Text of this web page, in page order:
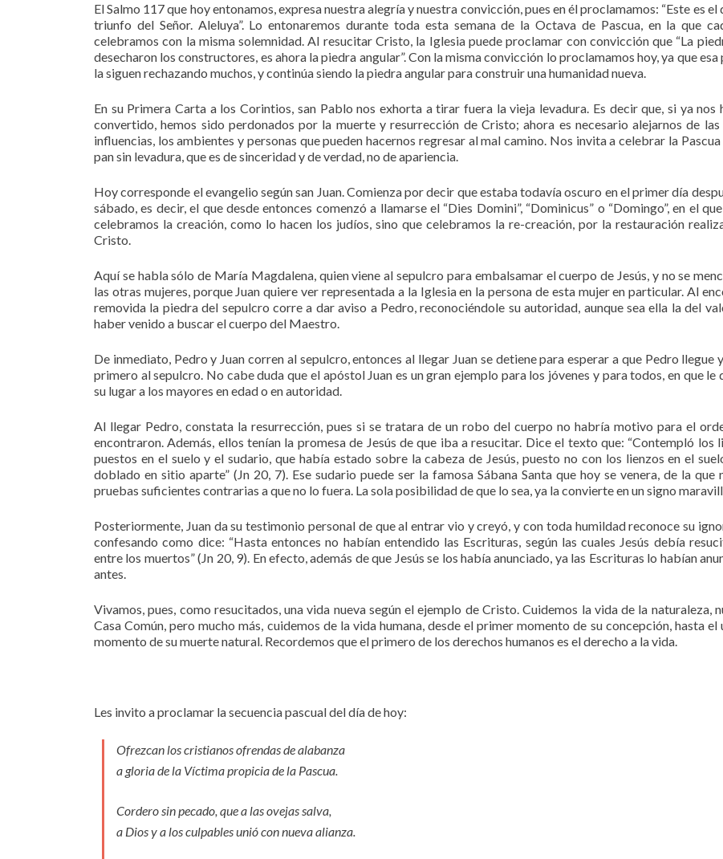
El Salmo 117 que hoy entonamos, expresa nuestra alegría y nuestra convicción, pues en él proclamamos: “Este es el
triunfo del Señor. Aleluya”. Lo entonaremos durante toda esta semana de la Octava de Pascua, en la que
celebramos con la misma solemnidad. Al resucitar Cristo, la Iglesia puede proclamar con convicción que “La
desecharon los constructores, es ahora la piedra angular”. Con la misma convicción lo proclamamos hoy, ya que esa
la siguen rechazando muchos, y continúa siendo la piedra angular para construir una humanidad nueva.
En su Primera Carta a los Corintios, san Pablo nos exhorta a tirar fuera la vieja levadura. Es decir que, si ya nos
convertido, hemos sido perdonados por la muerte y resurrección de Cristo; ahora es necesario alejarnos de las
influencias, los ambientes y personas que pueden hacernos regresar al mal camino. Nos invita a celebrar la
pan sin levadura, que es de sinceridad y de verdad, no de apariencia.
Hoy corresponde el evangelio según san Juan. Comienza por decir que estaba todavía oscuro en el primer día
sábado, es decir, el que desde entonces comenzó a llamarse el “Dies Domini”, “Dominicus” o “Domingo”, en el
celebramos la creación, como lo hacen los judíos, sino que celebramos la re-creación, por la restauración
Cristo.
Aquí se habla sólo de María Magdalena, quien viene al sepulcro para embalsamar el cuerpo de Jesús, y no se
las otras mujeres, porque Juan quiere ver representada a la Iglesia en la persona de esta mujer en particular. Al
removida la piedra del sepulcro corre a dar aviso a Pedro, reconociéndole su autoridad, aunque sea ella la del
haber venido a buscar el cuerpo del Maestro.
De inmediato, Pedro y Juan corren al sepulcro, entonces al llegar Juan se detiene para esperar a que Pedro llegue
primero al sepulcro. No cabe duda que el apóstol Juan es un gran ejemplo para los jóvenes y para todos, en que le
su lugar a los mayores en edad o en autoridad.
Al llegar Pedro, constata la resurrección, pues si se tratara de un robo del cuerpo no habría motivo para el
encontraron. Además, ellos tenían la promesa de Jesús de que iba a resucitar. Dice el texto que: “Contempló los
puestos en el suelo y el sudario, que había estado sobre la cabeza de Jesús, puesto no con los lienzos en el
doblado en sitio aparte” (Jn 20, 7). Ese sudario puede ser la famosa Sábana Santa que hoy se venera, de la que
pruebas suficientes contrarias a que no lo fuera. La sola posibilidad de que lo sea, ya la convierte en un signo
Posteriormente, Juan da su testimonio personal de que al entrar vio y creyó, y con toda humildad reconoce su
confesando como dice: “Hasta entonces no habían entendido las Escrituras, según las cuales Jesús debía
entre los muertos” (Jn 20, 9). En efecto, además de que Jesús se los había anunciado, ya las Escrituras lo habían
antes.
Vivamos, pues, como resucitados, una vida nueva según el ejemplo de Cristo. Cuidemos la vida de la naturaleza,
Casa Común, pero mucho más, cuidemos de la vida humana, desde el primer momento de su concepción, hasta el
momento de su muerte natural. Recordemos que el primero de los derechos humanos es el derecho a la vida.
Les invito a proclamar la secuencia pascual del día de hoy:
Ofrezcan los cristianos ofrendas de alabanza
a gloria de la Víctima propicia de la Pascua.
Cordero sin pecado, que a las ovejas salva,
a Dios y a los culpables unió con nueva alianza.